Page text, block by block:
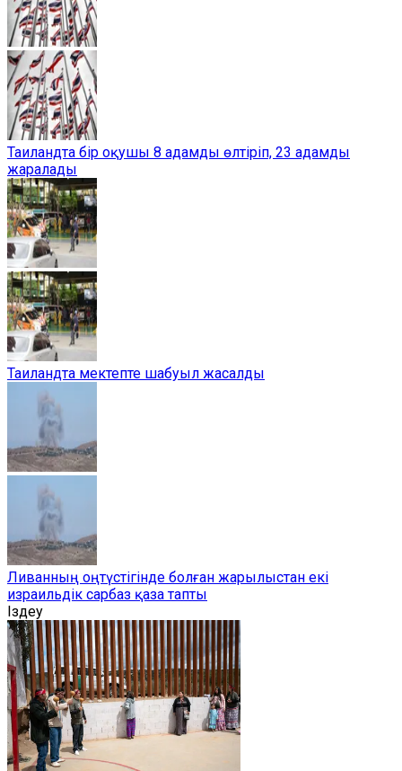
Таиландта бір оқушы 8 адамды өлтіріп, 23 адамды
жаралады
Таиландта мектепте шабуыл жасалды
Ливанның оңтүстігінде болған жарылыстан екі
израильдік сарбаз қаза тапты
Іздеу